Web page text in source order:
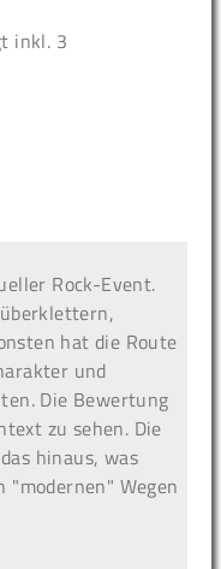
inkl. 3
Rock-Event.
hat die Route
und
Die Bewertung
zu sehen. Die
hinaus, was
Wegen